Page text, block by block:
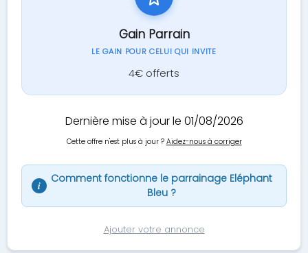
Gain Parrain
LE GAIN POUR CELUI QUI INVITE
4€ offerts
Dernière mise à jour le 01/08/2026
Cette offre n'est plus à jour ? Aidez-nous à corriger
i
Comment fonctionne le parrainage Eléphant
Bleu ?
Ajouter votre annonce